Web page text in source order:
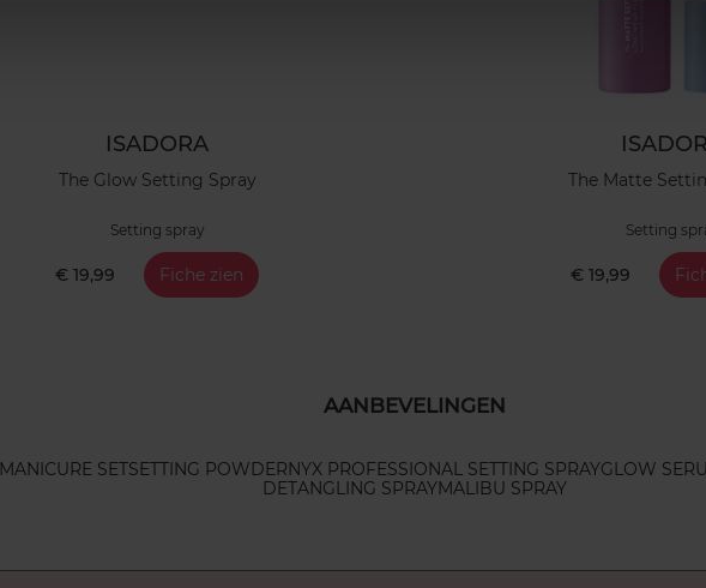
ISADORA
The Glow Setting Spray
Setting spray
€ 19,99 Fiche zien
The Matte
Setting
€ 19,99
AANBEVELINGEN
MANICURE SETSETTING POWDERNYX PROFESSIONAL SETTING SPRAYGLOW
DETANGLING SPRAYMALIBU SPRAY